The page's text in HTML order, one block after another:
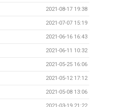
2021-08-17 19:38
2021-07-07 15:19
2021-06-16 16:43
2021-06-11 10:32
2021-05-25 16:06
2021-05-12 17:12
2021-05-08 13:06